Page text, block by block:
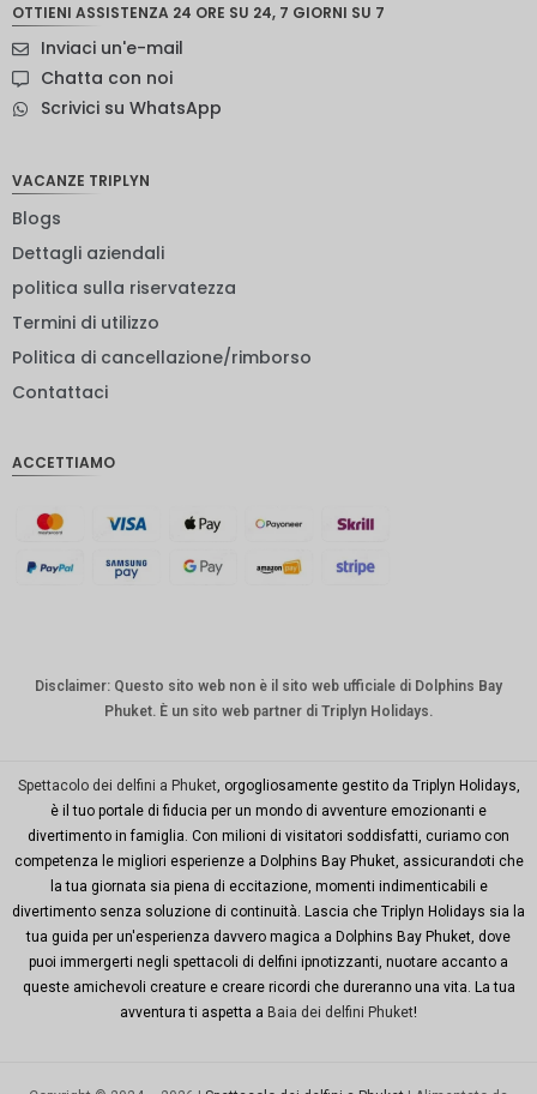
neozelan
euro
rupia
indiana
danese
CHF
australia
Città di
New
York
TWD
Milioni di
dollari
Codice
PHP
OTTIENI ASSISTENZA 24 ORE SU 24, 7 GIORNI SU 7
Inviaci un'e-mail
Chatta con noi
Scrivici su WhatsApp
VACANZE TRIPLYN
Blogs
Dettagli aziendali
politica sulla riservatezza
Termini di utilizzo
Politica di cancellazione/rimborso
Contattaci
ACCETTIAMO
Disclaimer: Questo sito web non è il sito web ufficiale di Dolphins Bay
Phuket. È un sito web partner di Triplyn Holidays.
Spettacolo dei delfini a Phuket , orgogliosamente gestito da Triplyn Holidays,
è il tuo portale di fiducia per un mondo di avventure emozionanti e
divertimento in famiglia. Con milioni di visitatori soddisfatti, curiamo con
competenza le migliori esperienze a Dolphins Bay Phuket, assicurandoti che
la tua giornata sia piena di eccitazione, momenti indimenticabili e
divertimento senza soluzione di continuità. Lascia che Triplyn Holidays sia la
tua guida per un'esperienza davvero magica a Dolphins Bay Phuket, dove
puoi immergerti negli spettacoli di delfini ipnotizzanti, nuotare accanto a
queste amichevoli creature e creare ricordi che dureranno una vita. La tua
avventura ti aspetta a Baia dei delfini Phuket!